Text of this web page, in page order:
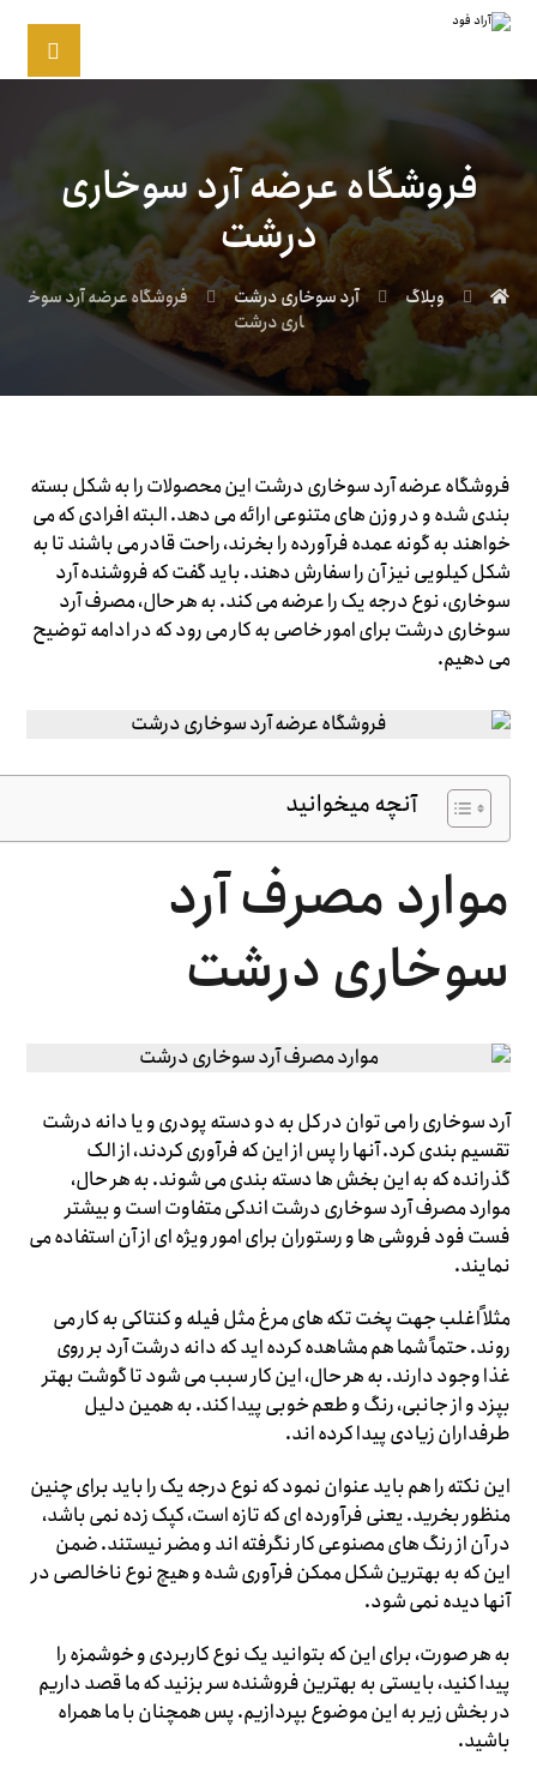
فروشگاه عرضه آرد سوخاری
درشت
وبلاگ آرد سوخاری درشت
فروشگاه عرضه آرد سوخ
اری درشت
فروشگاه عرضه آرد سوخاری درشت این محصولات را به شکل بسته
بندی شده و در وزن های متنوعی ارائه می دهد. البته افرادی که می
خواهند به گونه عمده فرآورده را بخرند، راحت قادر می باشند تا به
شکل کیلویی نیز آن را سفارش دهند. باید گفت که فروشنده آرد
سوخاری، نوع درجه یک را عرضه می کند. به هر حال، مصرف آرد
سوخاری درشت برای امور خاصی به کار می رود که در ادامه توضیح
می دهیم.
آنچه میخوانید
موارد مصرف آرد
سوخاری درشت
آرد سوخاری را می توان در کل به دو دسته پودری و یا دانه درشت
تقسیم بندی کرد. آنها را پس از این که فرآوری کردند، از الک
گذرانده که به این بخش ها دسته بندی می شوند. به هر حال،
موارد مصرف آرد سوخاری درشت اندکی متفاوت است و بیشتر
فست فود فروشی ها و رستوران برای امور ویژه ای از آن استفاده می
نمایند.
مثلاً اغلب جهت پخت تکه های مرغ مثل فیله و کنتاکی به کار می
روند. حتماً شما هم مشاهده کرده اید که دانه درشت آرد بر روی
غذا وجود دارند. به هر حال، این کار سبب می شود تا گوشت بهتر
بپزد و از جانبی، رنگ و طعم خوبی پیدا کند. به همین دلیل
طرفداران زیادی پیدا کرده اند.
این نکته را هم باید عنوان نمود که نوع درجه یک را باید برای چنین
منظور بخرید. یعنی فرآورده ای که تازه است، کپک زده نمی باشد،
در آن از رنگ های مصنوعی کار نگرفته اند و مضر نیستند. ضمن
این که به بهترین شکل ممکن فرآوری شده و هیچ نوع ناخالصی در
آنها دیده نمی شود.
به هر صورت، برای این که بتوانید یک نوع کاربردی و خوشمزه را
پیدا کنید، بایستی به بهترین فروشنده سر بزنید که ما قصد داریم
در بخش زیر به این موضوع بپرد‌ازیم. پس همچنان با ما همراه
باشید.